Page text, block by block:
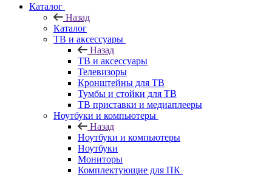
Каталог
Назад
Каталог
ТВ и аксессуары
Назад
ТВ и аксессуары
Телевизоры
Кронштейны для ТВ
Тумбы и стойки для ТВ
ТВ приставки и медиаплееры
Ноутбуки и компьютеры
Назад
Ноутбуки и компьютеры
Ноутбуки
Мониторы
Комплектующие для ПК